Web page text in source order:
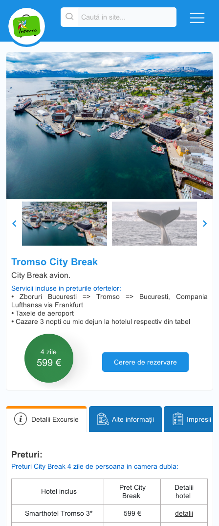
Tromso City Break
City Break avion.
Servicii incluse in preturile ofertelor:
• Zboruri Bucuresti => Tromso => Bucuresti, Compania
Lufthansa via Frankfurt
• Taxele de aeroport
• Cazare 3 nopti cu mic dejun la hotelul respectiv din tabel
4 zile
599 € Cerere de rezervare
Previous Next
Detalii Excursie Alte informații Impresii
Preturi:
Preturi City Break 4 zile de persoana in camera dubla:
Hotel inclus
Pret City
Break
Detalii
hotel
Smarthotel Tromso 3* 599 € detalii